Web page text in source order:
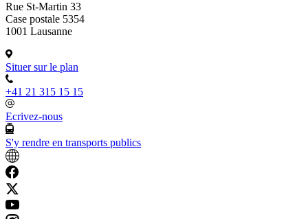
Rue St-Martin 33
Case postale 5354
1001 Lausanne
Situer sur le plan
+41 21 315 15 15
Ecrivez-nous
S'y rendre en transports publics